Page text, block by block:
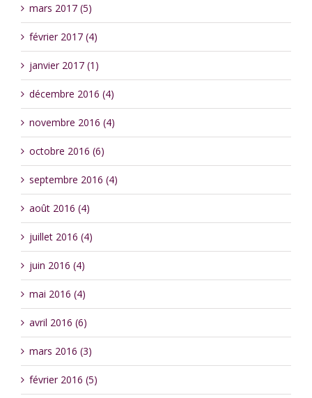
mars 2017 (5)
février 2017 (4)
janvier 2017 (1)
décembre 2016 (4)
novembre 2016 (4)
octobre 2016 (6)
septembre 2016 (4)
août 2016 (4)
juillet 2016 (4)
juin 2016 (4)
mai 2016 (4)
avril 2016 (6)
mars 2016 (3)
février 2016 (5)